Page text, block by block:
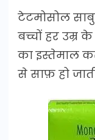
टेटमोसोल
बच्चों हर उम्र
का इस्तेमाल
से साफ़ हो